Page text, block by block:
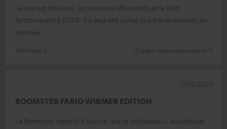
Le son est très bon, la connexion Bluetooth et le DAB
fonctionnent à 100%. Il a déjà été utilisé lors d'événements en
terrasse
Andreas S.
(Traduit automatiquement *)
BOOMSTER FABIO WIBMER EDITION
Le Boomster répond à tout ce que je souhaitais. L'acoustique
17/05/2023